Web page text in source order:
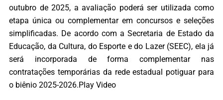
outubro de 2025, a avaliação poderá ser utilizada como
etapa única ou complementar em concursos e seleções
simplificadas. De acordo com a Secretaria de Estado da
Educação, da Cultura, do Esporte e do Lazer (SEEC), ela já
será incorporada de forma complementar nas
contratações temporárias da rede estadual potiguar para
o biênio 2025-2026.Play Video